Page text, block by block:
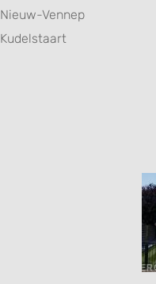
Nieuw-Vennep
Kudelstaart